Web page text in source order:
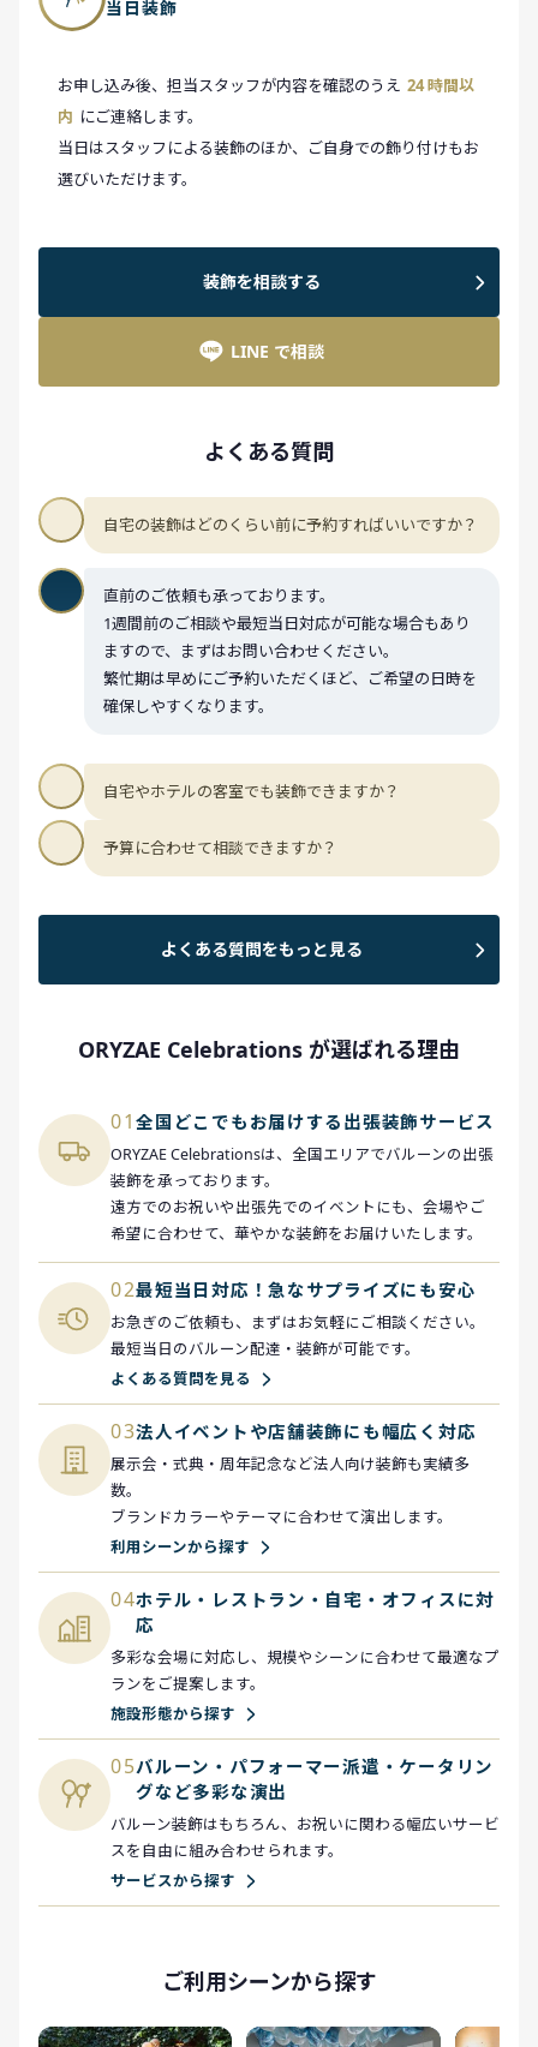
当日装飾
お申し込み後、担当スタッフが内容を確認のうえ 24 時間以
内 にご連絡します。
当日はスタッフによる装飾のほか、ご自身での飾り付けもお
選びいただけます。
装飾を相談する
LINE で相談
よくある質問
自宅の装飾はどのくらい前に予約すればいいですか？
直前のご依頼も承っております。
1週間前のご相談や最短当日対応が可能な場合もあり
ますので、まずはお問い合わせください。
繁忙期は早めにご予約いただくほど、ご希望の日時を
確保しやすくなります。
自宅やホテルの客室でも装飾できますか？
予算に合わせて相談できますか？
よくある質問をもっと見る
ORYZAE Celebrations が選ばれる理由
01全国どこでもお届けする出張装飾サービス
ORYZAE Celebrationsは、全国エリアでバルーンの出張
装飾を承っております。
遠方でのお祝いや出張先でのイベントにも、会場やご
希望に合わせて、華やかな装飾をお届けいたします。
02最短当日対応！急なサプライズにも安心
お急ぎのご依頼も、まずはお気軽にご相談ください。
最短当日のバルーン配達・装飾が可能です。
よくある質問を見る
03法人イベントや店舗装飾にも幅広く対応
展示会・式典・周年記念など法人向け装飾も実績多
数。
ブランドカラーやテーマに合わせて演出します。
利用シーンから探す
04ホテル・レストラン・自宅・オフィスに対
応
多彩な会場に対応し、規模やシーンに合わせて最適なプ
ランをご提案します。
施設形態から探す
05バルーン・パフォーマー派遣・ケータリン
グなど多彩な演出
バルーン装飾はもちろん、お祝いに関わる幅広いサービ
スを自由に組み合わせられます。
サービスから探す
ご利用シーンから探す